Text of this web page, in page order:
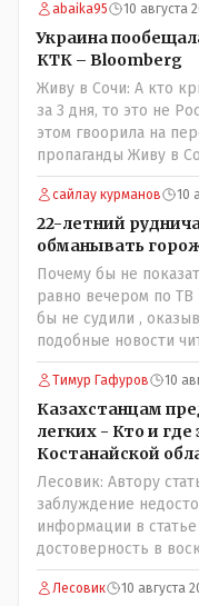
abaika95 10 августа
Украина
КТК – Bloomberg
Живу в Сочи: А кто
за 3 дня, то это не
этом гвоорила на
пропаганды Живу в
хватает, кроме как
выдумывать если это
орешникам по
млрды (точнее
украина копеешными
управлять
чего очень жутко
хоть миллион а где
сайлау курманов 10
22-летний
обманывать
Почему бы не
равно вечером по ТВ
бы не судили ,
подобные новости
Тимур Гафуров 10
Казахстанцам
легких - Кто и
Костанайской
Лесовик: Автору
заблуждение
информации в
достоверность в
уточнить в
Лесовик 10 августа